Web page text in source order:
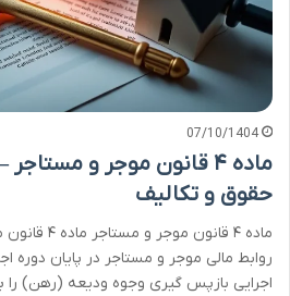
07/10/1404
ماده ۴ قانون موجر و
حقوق و تکالیف
ماده ۴
روابط مالی موجر و مستاجر در پایان دوره
اجرایی بازپس گیری وجوه ودیعه (رهن)